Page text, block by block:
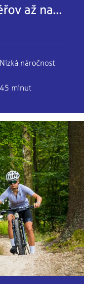
až na
Nízká náročnost
45 minut